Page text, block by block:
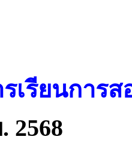
เรียนการ
2568